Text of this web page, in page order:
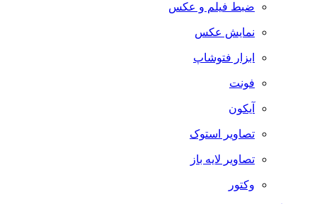
ضبط فيلم و عكس
نمایش عکس
ابزار فتوشاپ
فونت
آیکون
تصاویر استوک
تصاویر لایه باز
وکتور